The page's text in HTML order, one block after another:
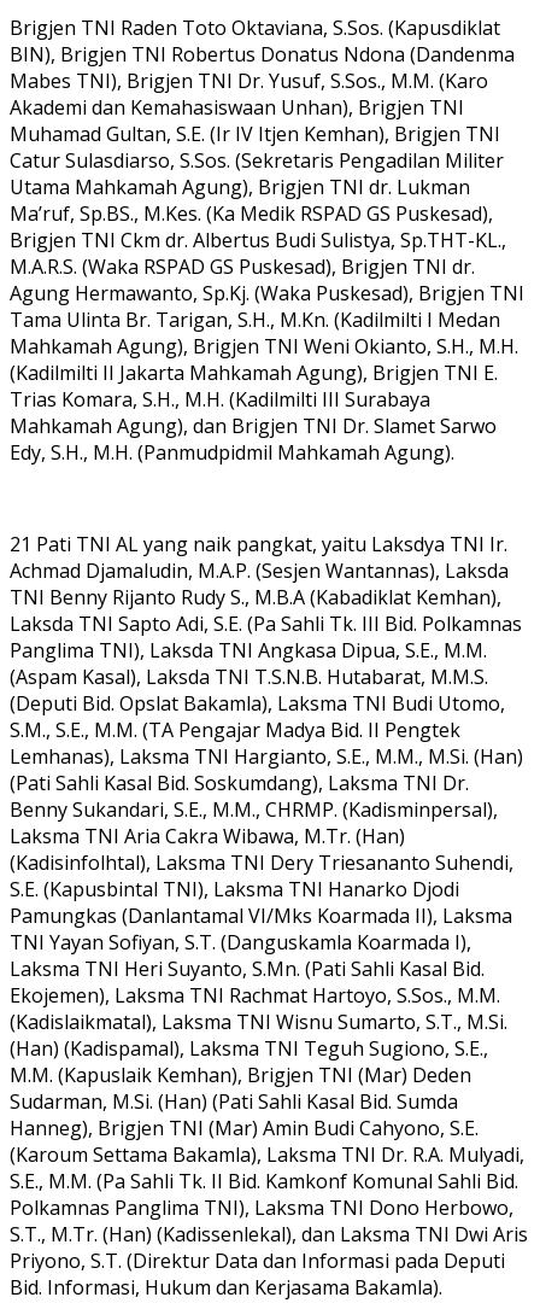
Brigjen TNI Raden Toto Oktaviana, S.Sos. (Kapusdiklat
BIN), Brigjen TNI Robertus Donatus Ndona (Dandenma
Mabes TNI), Brigjen TNI Dr. Yusuf, S.Sos., M.M. (Karo
Akademi dan Kemahasiswaan Unhan), Brigjen TNI
Muhamad Gultan, S.E. (Ir IV Itjen Kemhan), Brigjen TNI
Catur Sulasdiarso, S.Sos. (Sekretaris Pengadilan Militer
Utama Mahkamah Agung), Brigjen TNI dr. Lukman
Ma’ruf, Sp.BS., M.Kes. (Ka Medik RSPAD GS Puskesad),
Brigjen TNI Ckm dr. Albertus Budi Sulistya, Sp.THT-KL.,
M.A.R.S. (Waka RSPAD GS Puskesad), Brigjen TNI dr.
Agung Hermawanto, Sp.Kj. (Waka Puskesad), Brigjen TNI
Tama Ulinta Br. Tarigan, S.H., M.Kn. (Kadilmilti I Medan
Mahkamah Agung), Brigjen TNI Weni Okianto, S.H., M.H.
(Kadilmilti II Jakarta Mahkamah Agung), Brigjen TNI E.
Trias Komara, S.H., M.H. (Kadilmilti III Surabaya
Mahkamah Agung), dan Brigjen TNI Dr. Slamet Sarwo
Edy, S.H., M.H. (Panmudpidmil Mahkamah Agung).
21 Pati TNI AL yang naik pangkat, yaitu Laksdya TNI Ir.
Achmad Djamaludin, M.A.P. (Sesjen Wantannas), Laksda
TNI Benny Rijanto Rudy S., M.B.A (Kabadiklat Kemhan),
Laksda TNI Sapto Adi, S.E. (Pa Sahli Tk. III Bid. Polkamnas
Panglima TNI), Laksda TNI Angkasa Dipua, S.E., M.M.
(Aspam Kasal), Laksda TNI T.S.N.B. Hutabarat, M.M.S.
(Deputi Bid. Opslat Bakamla), Laksma TNI Budi Utomo,
S.M., S.E., M.M. (TA Pengajar Madya Bid. II Pengtek
Lemhanas), Laksma TNI Hargianto, S.E., M.M., M.Si. (Han)
(Pati Sahli Kasal Bid. Soskumdang), Laksma TNI Dr.
Benny Sukandari, S.E., M.M., CHRMP. (Kadisminpersal),
Laksma TNI Aria Cakra Wibawa, M.Tr. (Han)
(Kadisinfolhtal), Laksma TNI Dery Triesananto Suhendi,
S.E. (Kapusbintal TNI), Laksma TNI Hanarko Djodi
Pamungkas (Danlantamal VI/Mks Koarmada II), Laksma
TNI Yayan Sofiyan, S.T. (Danguskamla Koarmada I),
Laksma TNI Heri Suyanto, S.Mn. (Pati Sahli Kasal Bid.
Ekojemen), Laksma TNI Rachmat Hartoyo, S.Sos., M.M.
(Kadislaikmatal), Laksma TNI Wisnu Sumarto, S.T., M.Si.
(Han) (Kadispamal), Laksma TNI Teguh Sugiono, S.E.,
M.M. (Kapuslaik Kemhan), Brigjen TNI (Mar) Deden
Sudarman, M.Si. (Han) (Pati Sahli Kasal Bid. Sumda
Hanneg), Brigjen TNI (Mar) Amin Budi Cahyono, S.E.
(Karoum Settama Bakamla), Laksma TNI Dr. R.A. Mulyadi,
S.E., M.M. (Pa Sahli Tk. II Bid. Kamkonf Komunal Sahli Bid.
Polkamnas Panglima TNI), Laksma TNI Dono Herbowo,
S.T., M.Tr. (Han) (Kadissenlekal), dan Laksma TNI Dwi Aris
Priyono, S.T. (Direktur Data dan Informasi pada Deputi
Bid. Informasi, Hukum dan Kerjasama Bakamla).